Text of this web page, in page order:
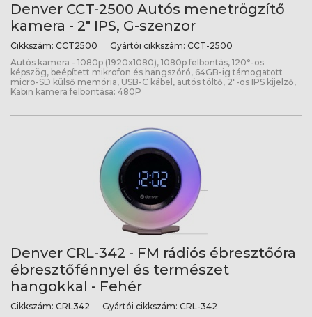
Denver CCT-2500 Autós menetrögzítő
kamera - 2" IPS, G-szenzor
Cikkszám: CCT2500 Gyártói cikkszám: CCT-2500
Autós kamera - 1080p (1920x1080), 1080p felbontás, 120°-os
képszög, beépített mikrofon és hangszóró, 64GB-ig támogatott
micro-SD külső memória, USB-C kábel, autós töltő, 2"-os IPS kijelző,
Kabin kamera felbontása: 480P
Denver CRL-342 - FM rádiós ébresztőóra
ébresztőfénnyel és természet
hangokkal - Fehér
Cikkszám: CRL342 Gyártói cikkszám: CRL-342